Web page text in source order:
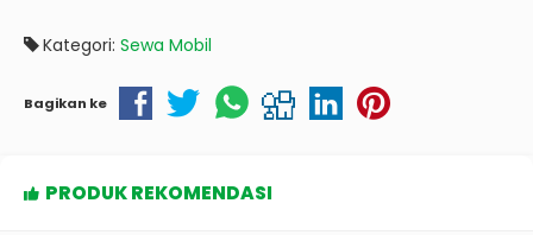
Kategori: Sewa Mobil
Bagikan ke
PRODUK REKOMENDASI